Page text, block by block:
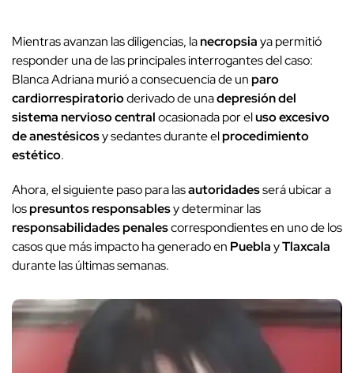
Mientras avanzan las diligencias, lanecropsiaya permitió
responder una de las principales interrogantes del caso:
Blanca Adriana murió a consecuencia de unparo
cardiorrespiratorioderivado de unadepresión del
sistema nervioso centralocasionada por eluso excesivo
de anestésicosy sedantes durante elprocedimiento
estético.
Ahora, el siguiente paso para lasautoridadesserá ubicar a
lospresuntos responsablesy determinar las
responsabilidades penalescorrespondientes en uno de los
casos que más impacto ha generado en PueblayTlaxcala
durante las últimas semanas.